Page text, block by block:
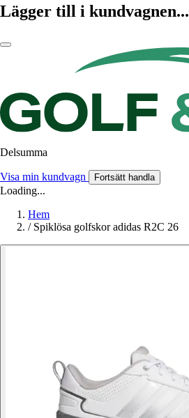
Lägger till i kundvagnen...
Delsumma
Visa min kundvagn Fortsätt handla
Loading...
Hem
/ Spiklösa golfskor adidas R2C 26